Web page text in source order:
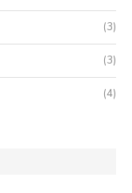
(3)
(3)
(4)